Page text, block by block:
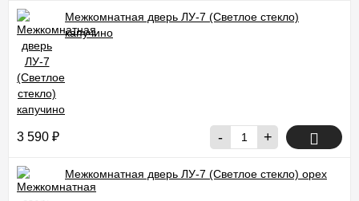
Межкомнатная дверь ЛУ-7 (Светлое стекло)
капучино
3 590 ₽ - +
Межкомнатная дверь ЛУ-7 (Светлое стекло) орех